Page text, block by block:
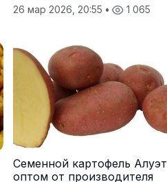
26 мар 2026, 20:55 • 1 065
Семенной картофель Алуэт
оптом от производителя